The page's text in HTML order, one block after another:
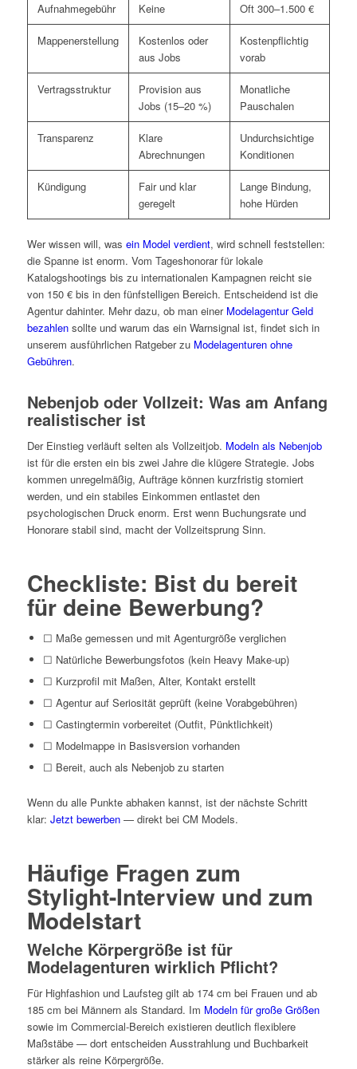
Aufnahmegebühr Keine Oft 300–1.500 €
Mappenerstellung
Kostenlos oder
aus Jobs
Kostenpflichtig
vorab
Vertragsstruktur
Provision aus
Jobs (15–20 %)
Monatliche
Pauschalen
Transparenz
Klare
Abrechnungen
Undurchsichtige
Konditionen
Kündigung
Fair und klar
geregelt
Lange Bindung,
hohe Hürden
Wer wissen will, was ein Model verdient, wird schnell feststellen:
die Spanne ist enorm. Vom Tageshonorar für lokale
Katalogshootings bis zu internationalen Kampagnen reicht sie
von 150 € bis in den fünfstelligen Bereich. Entscheidend ist die
Agentur dahinter. Mehr dazu, ob man einer Modelagentur Geld
bezahlensollte und warum das ein Warnsignal ist, findet sich in
unserem ausführlichen Ratgeber zu Modelagenturen ohne
Gebühren.
Nebenjob oder Vollzeit: Was am Anfang
realistischer ist
Der Einstieg verläuft selten als Vollzeitjob. Modeln als Nebenjob
ist für die ersten ein bis zwei Jahre die klügere Strategie. Jobs
kommen unregelmäßig, Aufträge können kurzfristig storniert
werden, und ein stabiles Einkommen entlastet den
psychologischen Druck enorm. Erst wenn Buchungsrate und
Honorare stabil sind, macht der Vollzeitsprung Sinn.
Checkliste: Bist du bereit
für deine Bewerbung?
☐ Maße gemessen und mit Agenturgröße verglichen
☐ Natürliche Bewerbungsfotos (kein Heavy Make-up)
☐ Kurzprofil mit Maßen, Alter, Kontakt erstellt
☐ Agentur auf Seriosität geprüft (keine Vorabgebühren)
☐ Castingtermin vorbereitet (Outfit, Pünktlichkeit)
☐ Modelmappe in Basisversion vorhanden
☐ Bereit, auch als Nebenjob zu starten
Wenn du alle Punkte abhaken kannst, ist der nächste Schritt
klar: Jetzt bewerben— direkt bei CM Models.
Häufige Fragen zum
Stylight-Interview und zum
Modelstart
Welche Körpergröße ist für
Modelagenturen wirklich Pflicht?
Für Highfashion und Laufsteg gilt ab 174 cm bei Frauen und ab
185 cm bei Männern als Standard. Im Modeln für große Größen
sowie im Commercial-Bereich existieren deutlich flexiblere
Maßstäbe — dort entscheiden Ausstrahlung und Buchbarkeit
stärker als reine Körpergröße.